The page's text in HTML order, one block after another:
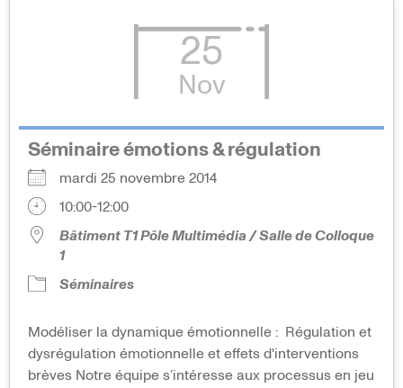
25
Nov
Séminaire émotions & régulation
mardi 25 novembre 2014
10:00-12:00
Bâtiment T1 Pôle Multimédia / Salle de Colloque
1
Séminaires
Modéliser la dynamique émotionnelle : Régulation et
dysrégulation émotionnelle et effets d'interventions
brèves Notre équipe s’intéresse aux processus en jeu